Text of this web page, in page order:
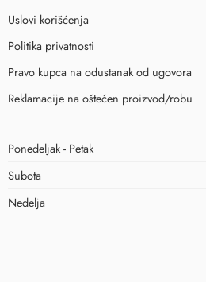
Uslovi korišćenja
Politika privatnosti
Pravo kupca na odustanak od ugovora
Reklamacije na oštećen proizvod/robu
Ponedeljak - Petak
Subota
Nedelja